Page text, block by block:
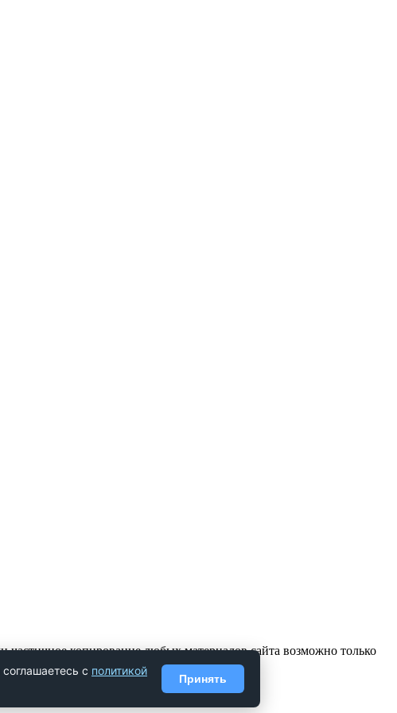
с политикой
Принять
копирование любых материалов сайта возможно только